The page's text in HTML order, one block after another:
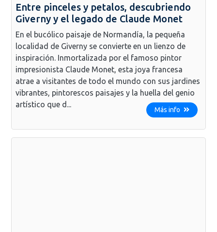
Entre pinceles y petalos, descubriendo
Giverny y el legado de Claude Monet
En el bucólico paisaje de Normandía, la pequeña
localidad de Giverny se convierte en un lienzo de
inspiración. Inmortalizada por el famoso pintor
impresionista Claude Monet, esta joya francesa
atrae a visitantes de todo el mundo con sus jardines
vibrantes, pintorescos paisajes y la huella del genio
artístico que d...
Más info